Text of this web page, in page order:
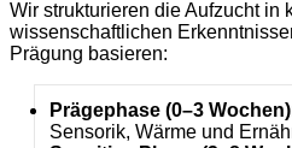
Wir strukturieren die Aufzucht in
wissenschaftlichen
Prägung basieren:
Prägephase (0–3
Sensorik, Wärme und